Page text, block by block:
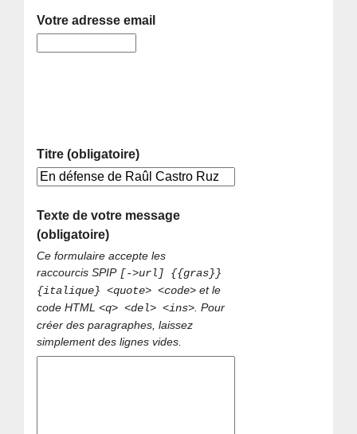
Votre adresse email
Titre (obligatoire)
Texte de votre message
(obligatoire)
Ce formulaire accepte les
raccourcis SPIP [->url] {{gras}}
{italique} <quote> <code> et le
code HTML<q> <del> <ins> . Pour
créer des paragraphes, laissez
simplement des lignes vides.